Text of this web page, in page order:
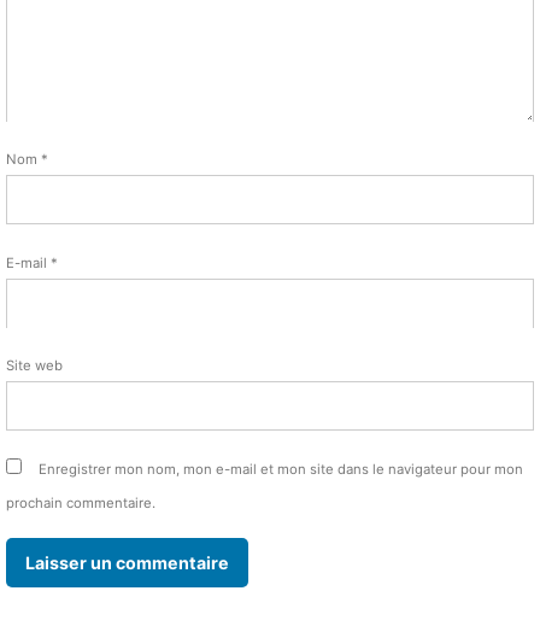
Nom *
E-mail *
Site web
Enregistrer mon nom, mon e-mail et mon site dans le navigateur pour mon
prochain commentaire.